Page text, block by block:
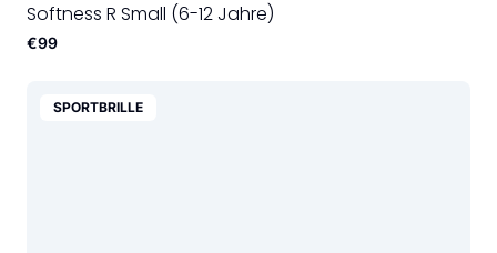
Softness R Small (6-12 Jahre)
€99
SPORTBRILLE